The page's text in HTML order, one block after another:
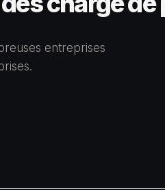
entreprises